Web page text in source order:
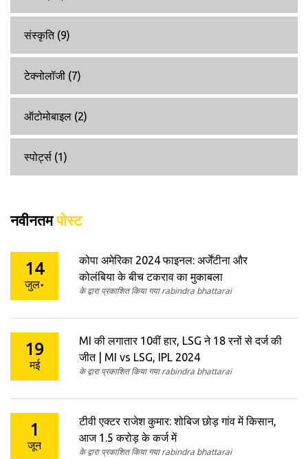
संस्कृति (9)
टेक्नोलॉजी (7)
ऑटोमोबाइल (2)
स्पोर्ट्स (1)
नवीनतमपोस्ट
14
जुल॰
कोपा अमेरिका 2024 फाइनल: अर्जेंटीना और
कोलंबिया के बीच टकराव का मुकाबला
के द्वारा प्रकाशित किया गया rabindra bhattarai
19
मई
MI की लगातार 10वीं हार, LSG ने 18 रनों से दर्ज की
जीत | MI vs LSG, IPL 2024
के द्वारा प्रकाशित किया गया rabindra bhattarai
1
जून
टीवी एक्टर राजेश कुमार: शोबिज छोड़ गांव में किसान,
आज 1.5 करोड़ के कर्ज में
के द्वारा प्रकाशित किया गया rabindra bhattarai